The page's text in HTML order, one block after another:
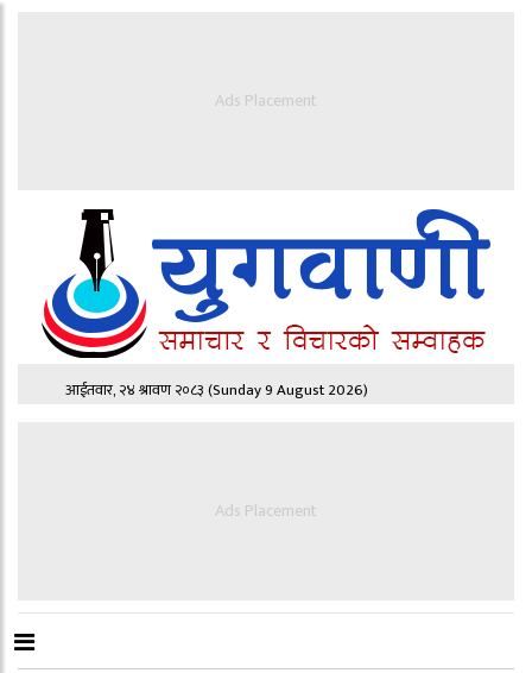
Ads Placement
आईतवार, २४ श्रावण २०८३(Sunday 9 August 2026)
Ads Placement